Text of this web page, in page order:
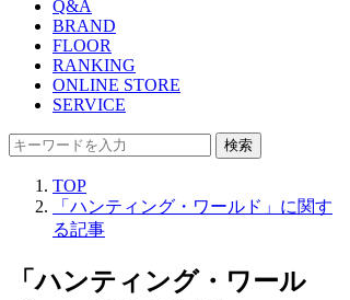
Q&A
BRAND
FLOOR
RANKING
ONLINE STORE
SERVICE
検索
TOP
「ハンティング・ワールド」に関す
る記事
「ハンティング・ワール